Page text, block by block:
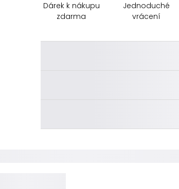
Dárek k nákupu
zdarma
Jednoduché
vrácení